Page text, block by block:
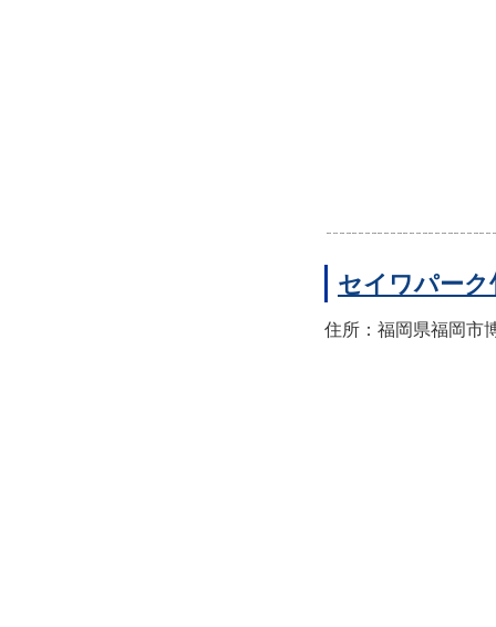
セイワパーク
住所：福岡県福岡市